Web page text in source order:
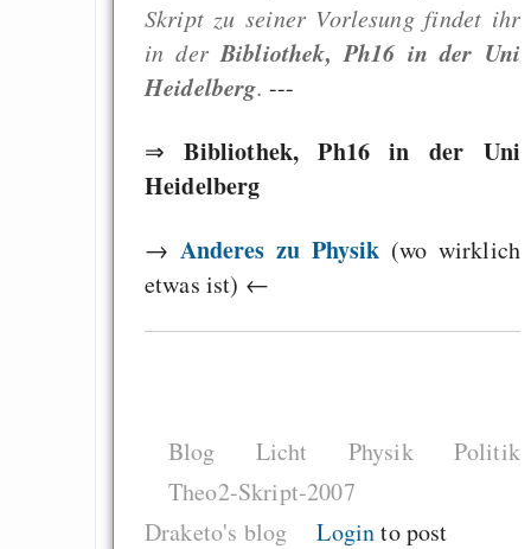
Skript zu seiner Vorlesung findet ihr
in der Bibliothek, Ph16 in der Uni
Heidelberg. ---
⇒Bibliothek, Ph16 in der Uni
Heidelberg
→ Anderes zu Physik (wo wirklich
etwas ist) ←
Blog Licht Physik
Politik
Theo2-Skript-2007
Draketo's blog
Loginto post